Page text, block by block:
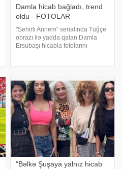
Damla hicab bağladı, trend
oldu - FOTOLAR
"Sehirli Annem" serialında Tuğçe
obrazı ilə yadda qalan Damla
Ersubaşı hicabla fotolarını
fotoları hicab məhsullarını
"Bəlkə Şuşaya yalnız hicab